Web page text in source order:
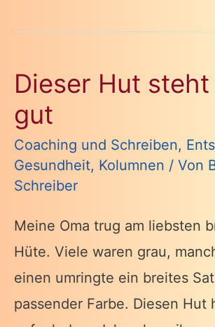
Dieser Hut
gut
Coaching und Schreiben,
Gesundheit, Kolumnen / Von
Schreiber
Meine Oma trug am liebsten
Hüte. Viele waren grau,
einen umringte ein breites
passender Farbe. Diesen Hut